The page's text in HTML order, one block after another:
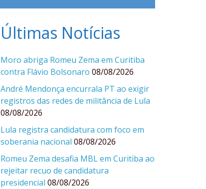
Últimas Notícias
Moro abriga Romeu Zema em Curitiba
contra Flávio Bolsonaro 08/08/2026
André Mendonça encurrala PT ao exigir
registros das redes de militância de Lula
08/08/2026
Lula registra candidatura com foco em
soberania nacional 08/08/2026
Romeu Zema desafia MBL em Curitiba ao
rejeitar recuo de candidatura
presidencial 08/08/2026